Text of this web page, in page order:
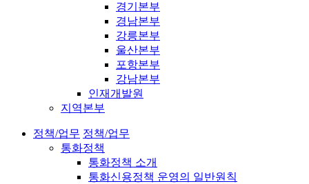
경기본부
경남본부
강릉본부
울산본부
포항본부
강남본부
인재개발원
지역본부
정책/업무 정책/업무
통화정책
통화정책 소개
통화신용정책 운영의 일반원칙